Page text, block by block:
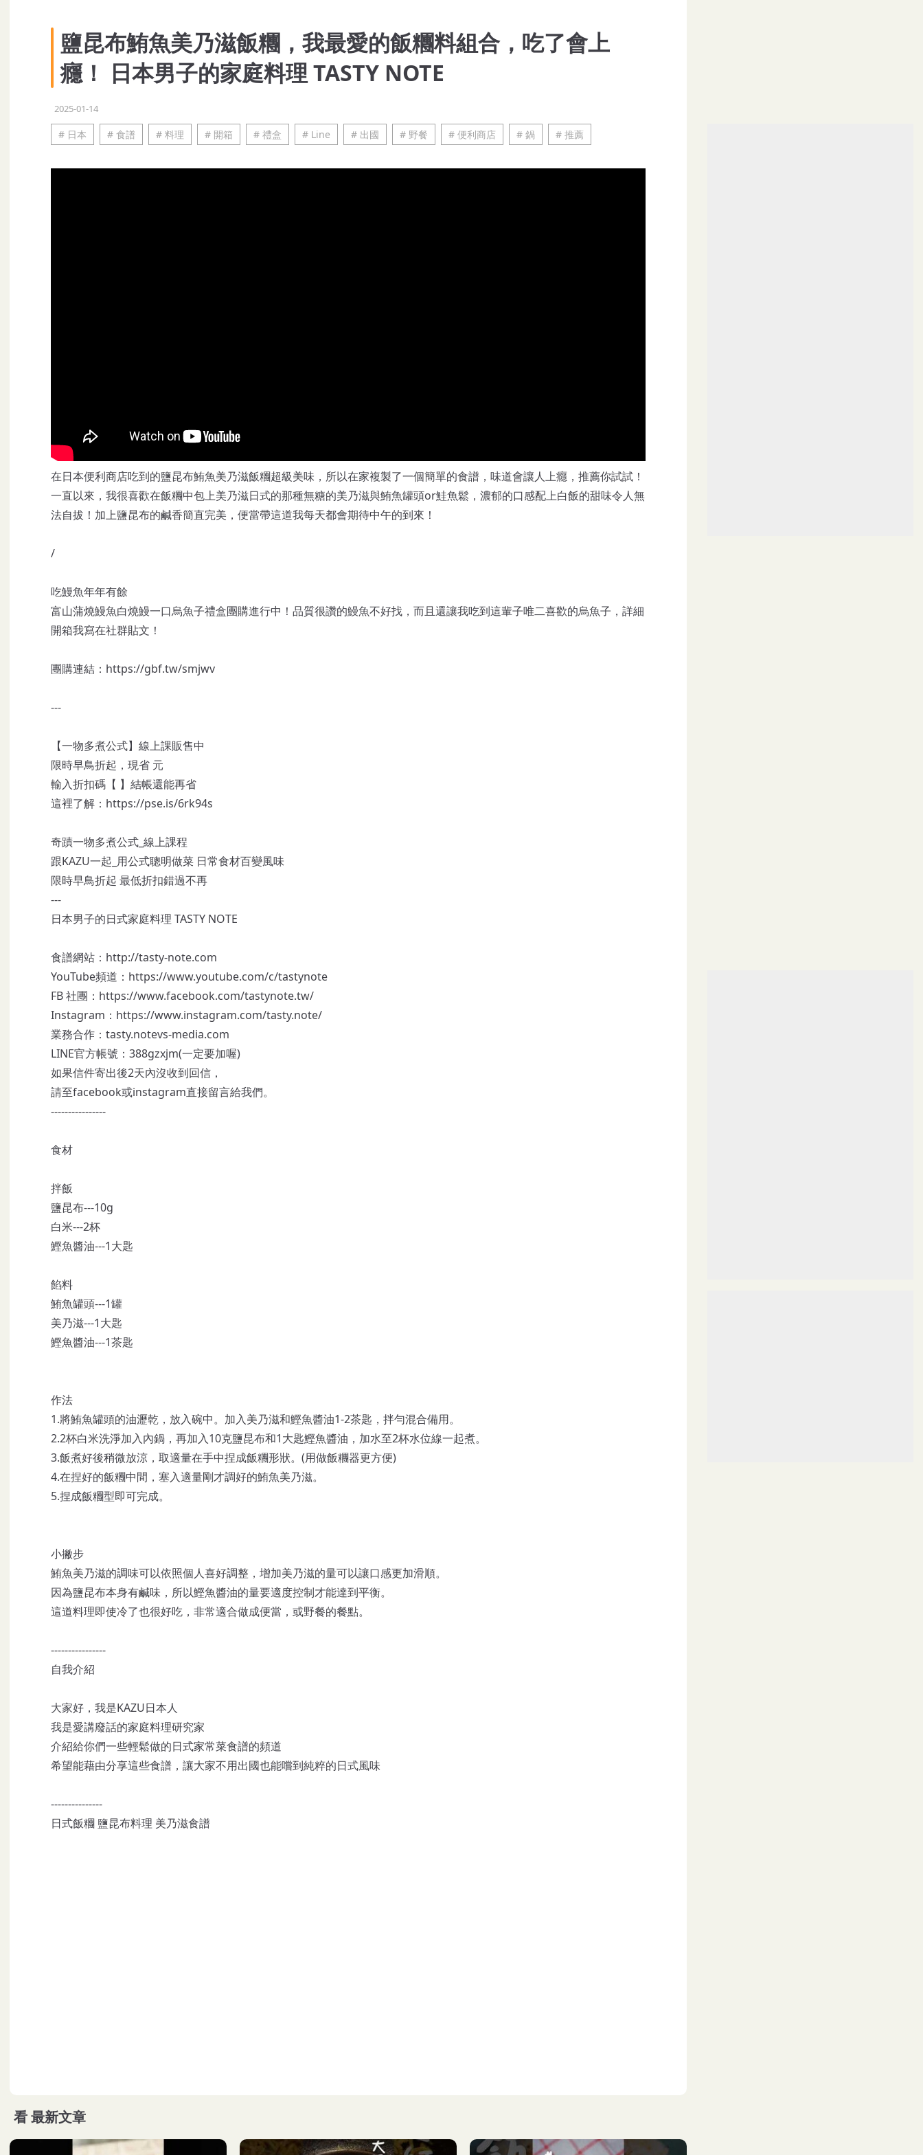
鹽昆布鮪魚美乃滋飯糰，我最愛的飯糰料組合，吃了會上
癮！ 日本男子的家庭料理 TASTY NOTE
2025-01-14
# 日本 # 食譜 # 料理 # 開箱 # 禮盒 # Line # 出國 # 野餐 # 便利商店 # 鍋 # 推薦
在日本便利商店吃到的鹽昆布鮪魚美乃滋飯糰超級美味，所以在家複製了一個簡單的食譜，味道會讓人上癮，推薦你試試！
一直以來，我很喜歡在飯糰中包上美乃滋日式的那種無糖的美乃滋與鮪魚罐頭or鮭魚鬆，濃郁的口感配上白飯的甜味令人無
法自拔！加上鹽昆布的鹹香簡直完美，便當帶這道我每天都會期待中午的到來！
/
吃鰻魚年年有餘
富山蒲燒鰻魚白燒鰻一口烏魚子禮盒團購進行中！品質很讚的鰻魚不好找，而且還讓我吃到這輩子唯二喜歡的烏魚子，詳細
開箱我寫在社群貼文！
團購連結： https://gbf.tw/smjwv
---
【一物多煮公式】線上課販售中
限時早鳥折起，現省 元
輸入折扣碼【 】結帳還能再省
這裡了解： https://pse.is/6rk94s
奇蹟一物多煮公式_線上課程
跟KAZU一起_用公式聰明做菜 日常食材百變風味
限時早鳥折起 最低折扣錯過不再
---
日本男子的日式家庭料理 TASTY NOTE
食譜網站： http://tasty-note.com
YouTube頻道： https://www.youtube.com/c/tastynote
FB 社團： https://www.facebook.com/tastynote.tw/
Instagram： https://www.instagram.com/tasty.note/
業務合作：tasty.notevs-media.com
LINE官方帳號：388gzxjm(一定要加喔)
如果信件寄出後2天內沒收到回信，
請至facebook或instagram直接留言給我們。
----------------
食材
拌飯
鹽昆布---10g
白米---2杯
鰹魚醬油---1大匙
餡料
鮪魚罐頭---1罐
美乃滋---1大匙
鰹魚醬油---1茶匙
作法
1.將鮪魚罐頭的油瀝乾，放入碗中。加入美乃滋和鰹魚醬油1-2茶匙，拌勻混合備用。
2.2杯白米洗淨加入內鍋，再加入10克鹽昆布和1大匙鰹魚醬油，加水至2杯水位線一起煮。
3.飯煮好後稍微放涼，取適量在手中捏成飯糰形狀。(用做飯糰器更方便)
4.在捏好的飯糰中間，塞入適量剛才調好的鮪魚美乃滋。
5.捏成飯糰型即可完成。
小撇步
鮪魚美乃滋的調味可以依照個人喜好調整，增加美乃滋的量可以讓口感更加滑順。
因為鹽昆布本身有鹹味，所以鰹魚醬油的量要適度控制才能達到平衡。
這道料理即使冷了也很好吃，非常適合做成便當，或野餐的餐點。
----------------
自我介紹
大家好，我是KAZU日本人
我是愛講廢話的家庭料理研究家
介紹給你們一些輕鬆做的日式家常菜食譜的頻道
希望能藉由分享這些食譜，讓大家不用出國也能嚐到純粹的日式風味
---------------
日式飯糰 鹽昆布料理 美乃滋食譜
看最新文章